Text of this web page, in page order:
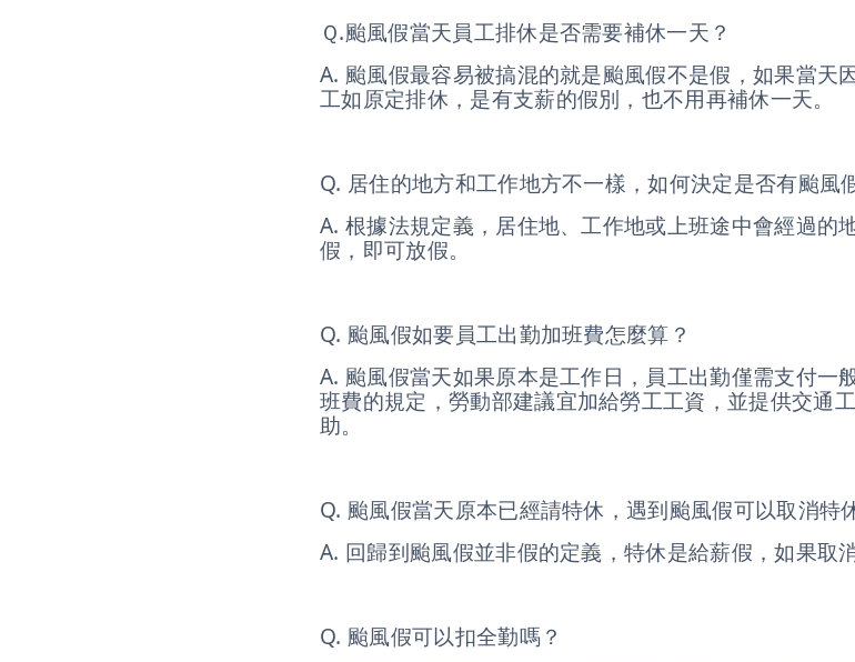
Ｑ.颱風假當天員工排休是否需要補休一天？
A. 颱風假最容易被搞混的就是颱風假不是假，如果當天
工如原定排休，是有支薪的假別，也不用再補休一天。
Q. 居住的地方和工作地方不一樣，如何決定是否有颱風
A. 根據法規定義，居住地、工作地或上班途中會經過的
假，即可放假。
Q. 颱風假如要員工出勤加班費怎麼算？
A. 颱風假當天如果原本是工作日，員工出勤僅需支付一
班費的規定，勞動部建議宜加給勞工工資，並提供交通
助。
Q. 颱風假當天原本已經請特休，遇到颱風假可以取消特
A. 回歸到颱風假並非假的定義，特休是給薪假，如果取
Q. 颱風假可以扣全勤嗎？